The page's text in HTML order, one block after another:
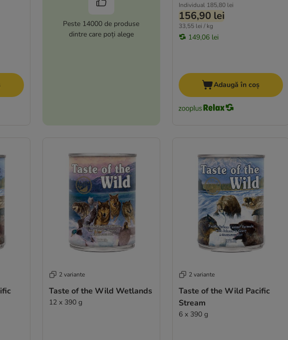
Peste 14000 de produse
dintre care poți alege
Individual 185,80 lei
156,90 lei
33,55 lei / kg
149,06 lei
Adaugă în coș
2 variante
Taste of the Wild Wetlands
12 x 390 g
2 variante
Taste of the Wild Pacific
Stream
6 x 390 g